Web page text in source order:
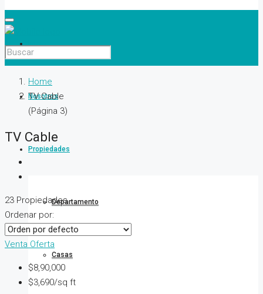
Inicio
Nosotros
Propiedades
Departamento
Casas
Home
TV Cable
(Página 3)
TV Cable
23 Propiedades
Ordenar por:
Venta Oferta
$8,90,000
$3,690/sq ft